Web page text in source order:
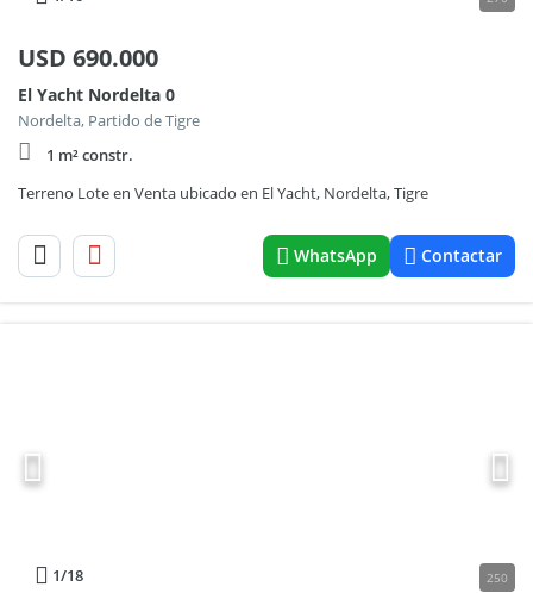
USD 690.000
El Yacht Nordelta 0
Nordelta, Partido de Tigre
1 m² constr.
Terreno Lote en Venta ubicado en El Yacht, Nordelta, Tigre
WhatsApp Contactar
1/18 250